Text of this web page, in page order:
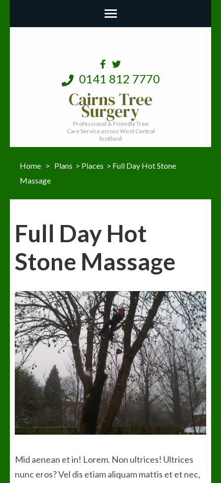
0141 812 7770
Cairns Tree
Surgery
Professional & Friendly Tree
Care Service across West Central
Scotland
Home > Plans > Places > Full Day Hot Stone
Massage
Full Day Hot
Stone Massage
Mid aenean et in! Lorem. Non ultrices! Ultrices
nunc eros? Vel dis etiam aliquam mattis et et nec,